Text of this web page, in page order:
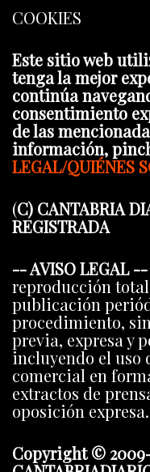
COOKIES
Este sitio web
tenga la mejor
continúa
consentimiento
de las
información,
LEGAL/QUIÉNES
(C) CANTABRIA
REGISTRADA
-- AVISO LEGAL --
reproducción
publicación
procedimiento,
previa, expresa y
incluyendo el uso
comercial en
extractos de
oposición expresa.
Copyright ©